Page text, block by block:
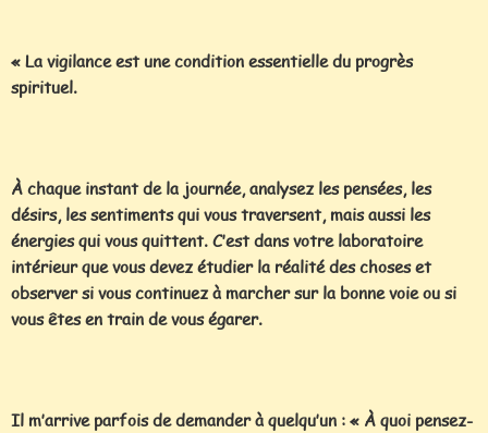
« La vigilance est une condition essentielle du progrès
spirituel.
À chaque instant de la journée, analysez les pensées, les
désirs, les sentiments qui vous traversent, mais aussi les
énergies qui vous quittent. C’est dans votre laboratoire
intérieur que vous devez étudier la réalité des choses et
observer si vous continuez à marcher sur la bonne voie ou si
vous êtes en train de vous égarer.
Il m’arrive parfois de demander à quelqu’un : « À quoi pensez-